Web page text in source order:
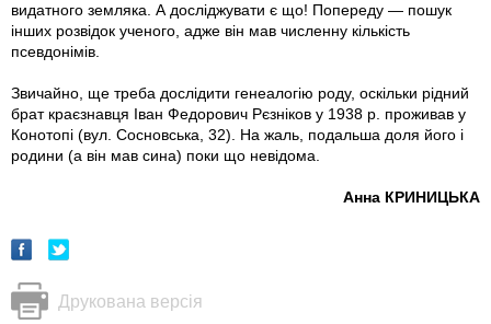
видатного земляка. А досліджувати є що! Попереду — пошук
інших розвідок ученого, адже він мав численну кількість
псевдонімів.
Звичайно, ще треба дослідити генеалогію роду, оскільки рідний
брат краєзнавця Іван Федорович Рєзнiков у 1938 р. проживав у
Конотопі (вул. Сосновська, 32). На жаль, подальша доля його і
родини (а він мав сина) поки що невідома.
Анна КРИНИЦЬКА
Друкована версія